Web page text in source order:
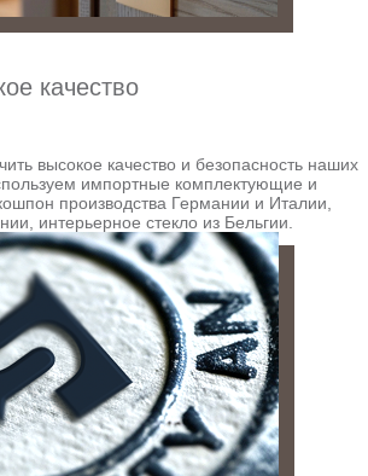
качество
высокое качество и безопасность наших
импортные комплектующие и
производства Германии и Италии,
интерьерное стекло из Бельгии.